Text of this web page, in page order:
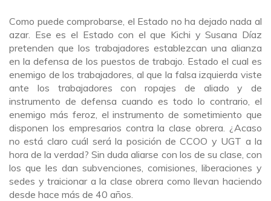
Como puede comprobarse, el Estado no ha dejado nada al
azar. Ese es el Estado con el que Kichi y Susana Díaz
pretenden que los trabajadores establezcan una alianza
en la defensa de los puestos de trabajo. Estado el cual es
enemigo de los trabajadores, al que la falsa izquierda viste
ante los trabajadores con ropajes de aliado y de
instrumento de defensa cuando es todo lo contrario, el
enemigo más feroz, el instrumento de sometimiento que
disponen los empresarios contra la clase obrera. ¿Acaso
no está claro cuál será la posición de CCOO y UGT a la
hora de la verdad? Sin duda aliarse con los de su clase, con
los que les dan subvenciones, comisiones, liberaciones y
sedes y traicionar a la clase obrera como llevan haciendo
desde hace más de 40 años.